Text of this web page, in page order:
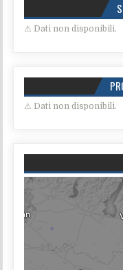
⚠ Dati non disponibili.
⚠ Dati non disponibili.